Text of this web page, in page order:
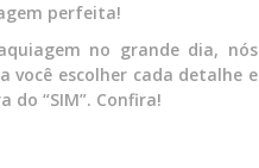
perfeita!
no grande dia, nós
você escolher cada detalhe e
“SIM”. Confira!